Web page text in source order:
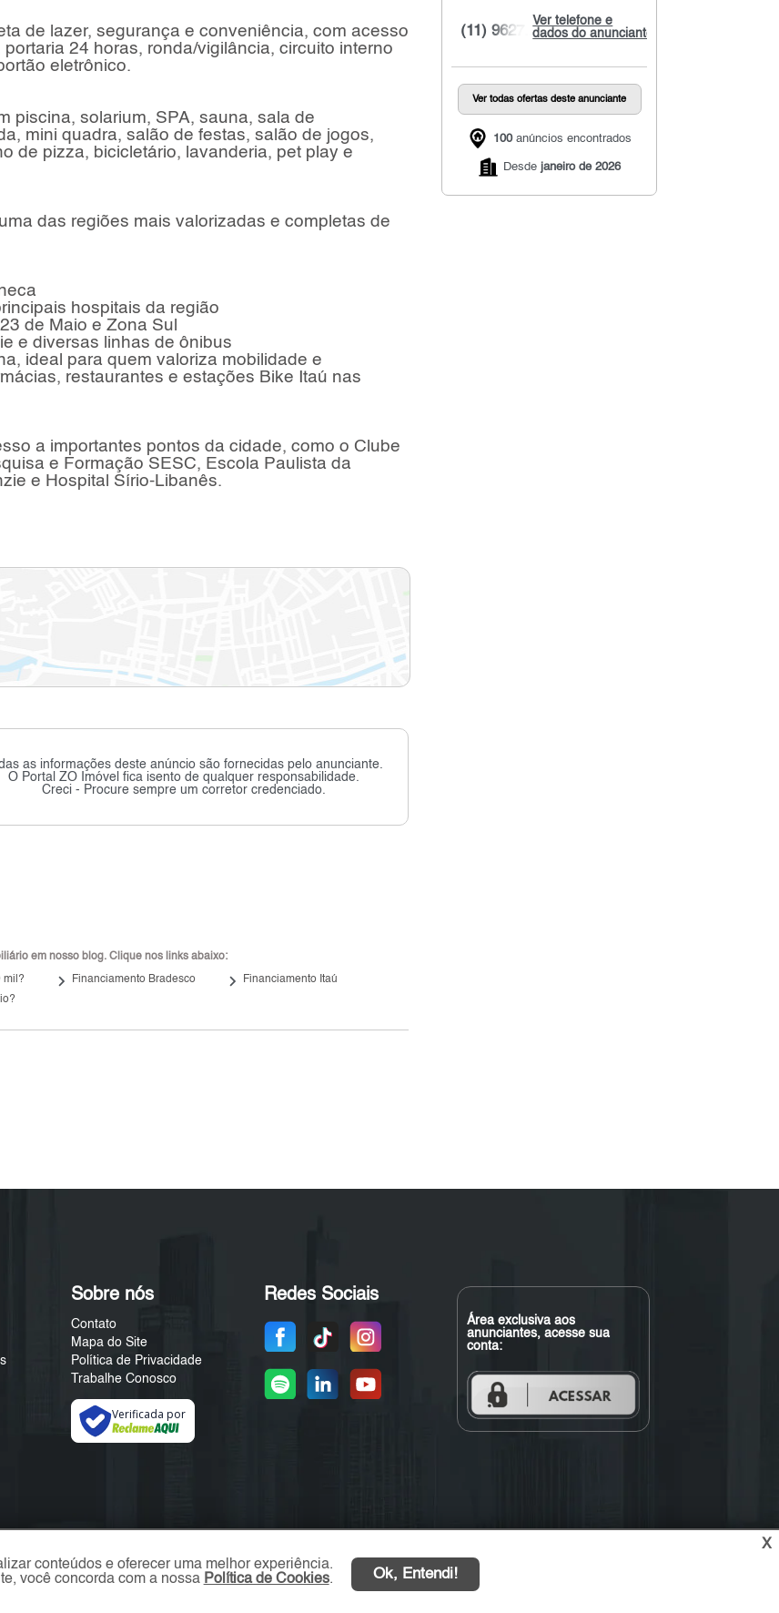
de lazer, segurança e conveniência, com acesso
24 horas, ronda/vigilância, circuito interno
eletrônico.
piscina, solarium, SPA, sauna, sala de
mini quadra, salão de festas, salão de jogos,
de pizza, bicicletário, lavanderia, pet play e
das regiões mais valorizadas e completas de
hospitais da região
de Maio e Zona Sul
e diversas linhas de ônibus
ideal para quem valoriza mobilidade e
restaurantes e estações Bike Itaú nas
a importantes pontos da cidade, como o Clube
e Formação SESC, Escola Paulista da
e Hospital Sírio-Libanês.
as informações deste anúncio são fornecidas pelo anunciante.
O Portal ZO Imóvel fica isento de qualquer responsabilidade.
Creci - Procure sempre um corretor credenciado.
em nosso blog. Clique nos links abaixo:
mil? keyboard_arrow_right Financiamento Bradesco keyboard_arrow_right Financiamento Itaú
Ver telefone e
dados do anunciante
(11) 9627...
Ver todas ofertas deste anunciante
100anúncios encontrados
Desde janeiro de 2026
Sobre nós
Contato
Mapa do Site
Política de Privacidade
Trabalhe Conosco
Verificada por
Redes Sociais
Área exclusiva aos
anunciantes, acesse sua
conta:
X
conteúdos e oferecer uma melhor experiência.
você concorda com a nossa Política de Cookies. Ok, Entendi!